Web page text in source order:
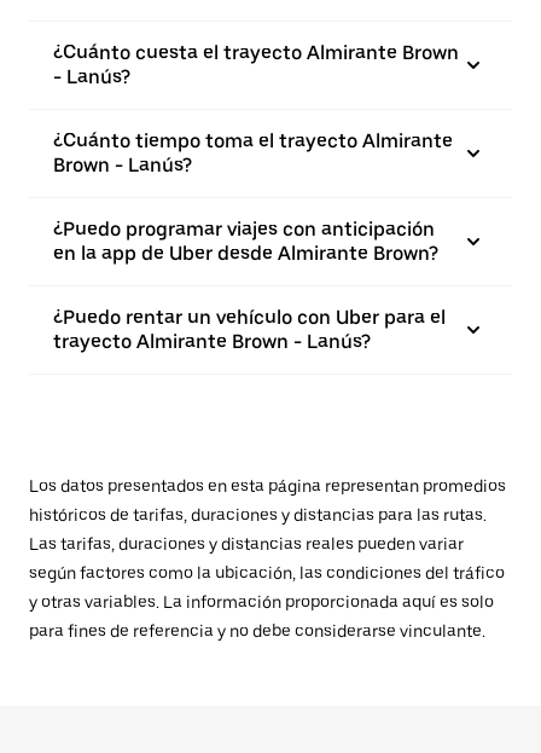
¿Cuánto cuesta el trayecto Almirante Brown
- Lanús?
¿Cuánto tiempo toma el trayecto Almirante
Brown - Lanús?
¿Puedo programar viajes con anticipación
en la app de Uber desde Almirante Brown?
¿Puedo rentar un vehículo con Uber para el
trayecto Almirante Brown - Lanús?
Los datos presentados en esta página representan promedios
históricos de tarifas, duraciones y distancias para las rutas.
Las tarifas, duraciones y distancias reales pueden variar
según factores como la ubicación, las condiciones del tráfico
y otras variables. La información proporcionada aquí es solo
para fines de referencia y no debe considerarse vinculante.